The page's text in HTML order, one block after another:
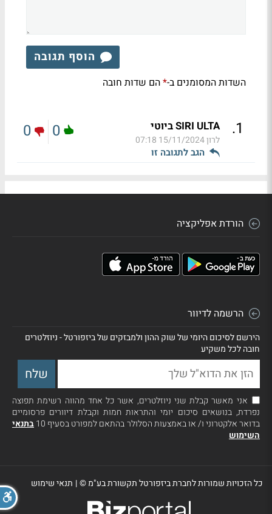
הוסף תגובה
השדות המסומנים ב-*הם שדות חובה
1
. SIRI ULTA ביוטי
לרון15/11/2024 07:18
הגב לתגובה זו
0
0
הורדת אפליקציה
הרשמה לדיוור
הירשם לסיכום היומי של שוק ההון ולמבזקים של ביזפורטל - ניוזלטרים
חובה לכל משקיע
אני מאשר קבלת שני ניוזלטרים, אשר כל אחד מהווה רשימת תפוצה
נפרדת, בנושאים סיכום יומי והתראות חמות וקבלת דיוורים פרסומיים
בדואר אלקטרוני ו/ או באמצעות הסלולר בהתאם למפורט בסעיף 10
בתנאי
השימוש
כל הזכויות שמורות לחברת ביזפורטל תקשורת בע"מ ©| תנאי שימוש